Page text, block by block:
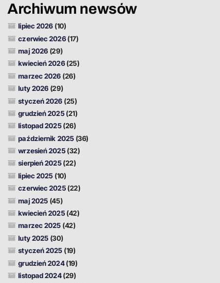
Archiwum newsów
lipiec 2026 (10)
czerwiec 2026(17)
maj 2026 (29)
kwiecień 2026(25)
marzec 2026 (26)
luty 2026 (29)
styczeń 2026 (25)
grudzień 2025 (21)
listopad 2025 (26)
październik 2025 (36)
wrzesień 2025 (32)
sierpień 2025 (22)
lipiec 2025 (10)
czerwiec 2025 (22)
maj 2025 (45)
kwiecień 2025 (42)
marzec 2025 (42)
luty 2025 (30)
styczeń 2025 (19)
grudzień 2024(19)
listopad 2024(29)